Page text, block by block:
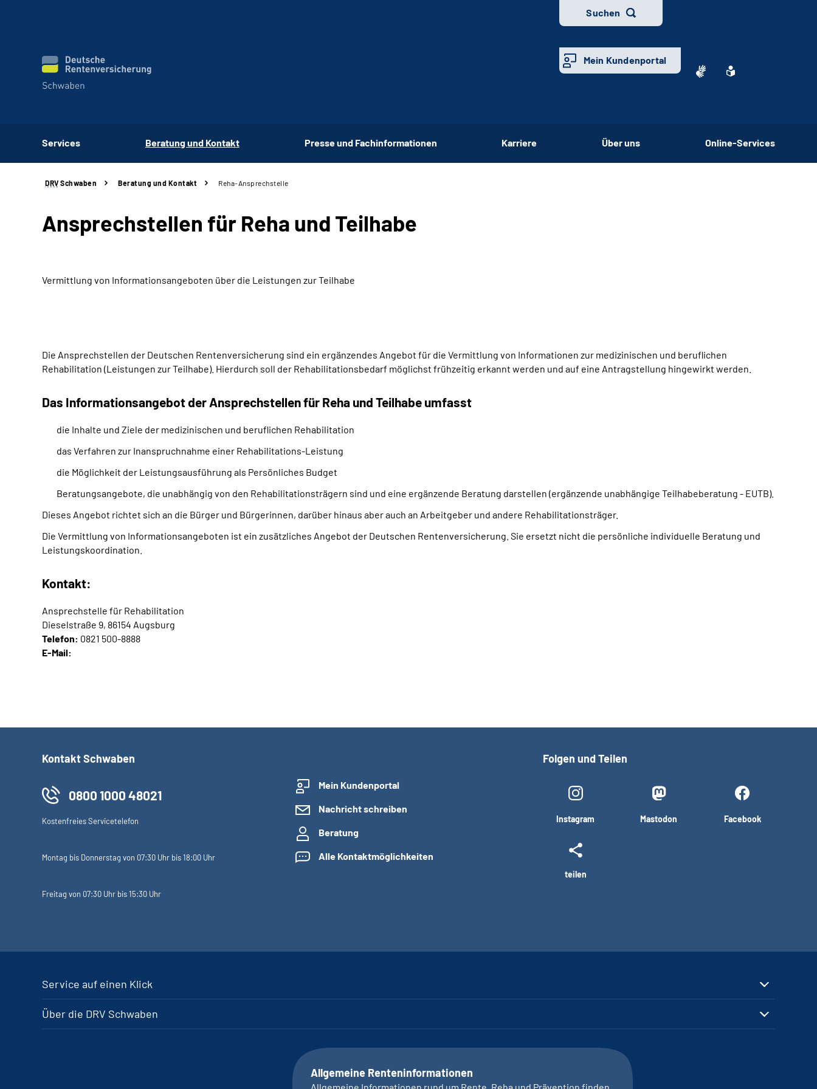
Suchen
Mein Kundenportal
Services Beratung und Kontakt Presse und Fachinformationen Karriere Über uns Online-Services
DRV Schwaben Beratung und Kontakt Reha-Ansprechstelle
Ansprechstellen für Reha und Teilhabe
Vermittlung von Informationsangeboten über die Leistungen zur Teilhabe
Die Ansprechstellen der Deutschen Rentenversicherung sind ein ergänzendes Angebot für die Vermittlung von Informationen zur medizinischen und beruflichen
Rehabilitation (Leistungen zur Teilhabe). Hierdurch soll der Rehabilitationsbedarf möglichst frühzeitig erkannt werden und auf eine Antragstellung hingewirkt werden.
Das Informationsangebot der Ansprechstellen für Reha und Teilhabe umfasst
die Inhalte und Ziele der medizinischen und beruflichen Rehabilitation
das Verfahren zur Inanspruchnahme einer Rehabilitations-Leistung
die Möglichkeit der Leistungsausführung als Persönliches Budget
Beratungsangebote, die unabhängig von den Rehabilitationsträgern sind und eine ergänzende Beratung darstellen (ergänzende unabhängige Teilhabeberatung - EUTB).
Dieses Angebot richtet sich an die Bürger und Bürgerinnen, darüber hinaus aber auch an Arbeitgeber und andere Rehabilitationsträger.
Die Vermittlung von Informationsangeboten ist ein zusätzliches Angebot der Deutschen Rentenversicherung. Sie ersetzt nicht die persönliche individuelle Beratung und
Leistungskoordination.
Kontakt:
Ansprechstelle für Rehabilitation
Dieselstraße 9, 86154 Augsburg
Telefon: 0821 500-8888
E-Mail:
Kontakt Schwaben
0800 1000 48021
Kostenfreies Servicetelefon
Montag bis Donnerstag von 07:30 Uhr bis 18:00 Uhr
Freitag von 07:30 Uhr bis 15:30 Uhr
Mein Kundenportal
Nachricht schreiben
Beratung
Alle Kontaktmöglichkeiten
Folgen und Teilen
Instagram Mastodon Facebook
teilen
Service auf einen Klick
Über die DRV Schwaben
Allgemeine Renteninformationen